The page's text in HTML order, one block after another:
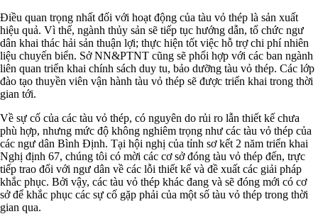
Điều quan trọng nhất đối với hoạt động của tàu vỏ thép là sản xuất
hiệu quả. Vì thế, ngành thủy sản sẽ tiếp tục hướng dẫn, tổ chức ngư
dân khai thác hải sản thuận lợi; thực hiện tốt việc hỗ trợ chi phí nhiên
liệu chuyến biển. Sở NN&PTNT cũng sẽ phối hợp với các ban ngành
liên quan triển khai chính sách duy tu, bảo dưỡng tàu vỏ thép. Các lớp
đào tạo thuyền viên vận hành tàu vỏ thép sẽ được triển khai trong thời
gian tới.
Về sự cố của các tàu vỏ thép, có nguyên do rủi ro lẫn thiết kế chưa
phù hợp, nhưng mức độ không nghiêm trọng như các tàu vỏ thép của
các ngư dân Bình Định. Tại hội nghị của tỉnh sơ kết 2 năm triển khai
Nghị định 67, chúng tôi có mời các cơ sở đóng tàu vỏ thép đến, trực
tiếp trao đổi với ngư dân về các lỗi thiết kế và đề xuất các giải pháp
khắc phục. Bởi vậy, các tàu vỏ thép khác đang và sẽ đóng mới có cơ
sở để khắc phục các sự cố gặp phải của một số tàu vỏ thép trong thời
gian qua.